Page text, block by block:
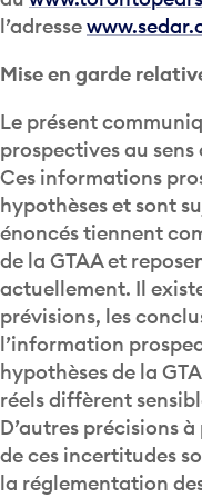
prospectives au
Ces informations
hypothèses et sont
énoncés tiennent
de la GTAA et
actuellement. Il
prévisions, les
l’information
hypothèses de la
réels diffèrent
D’autres précisions
de ces incertitudes
la réglementation
compris sa notice